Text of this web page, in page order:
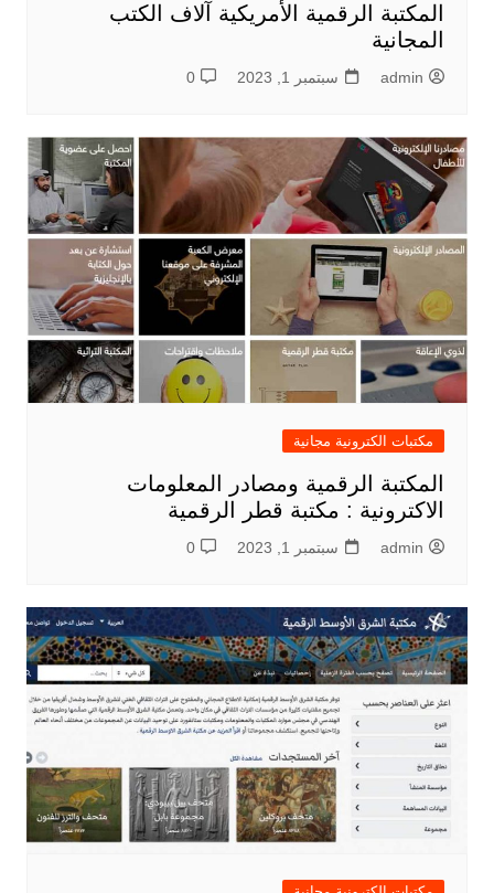
المكتبة الرقمية الأمريكية آلاف الكتب
المجانية
admin سبتمبر 1, 2023 0
مكتبات الكترونية مجانية
المكتبة الرقمية ومصادر المعلومات
الاكترونية : مكتبة قطر الرقمية
admin سبتمبر 1, 2023 0